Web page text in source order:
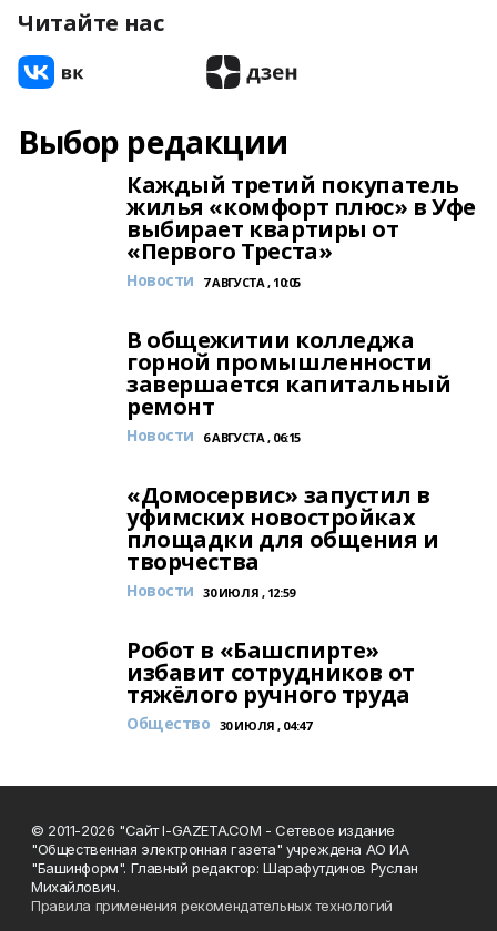
Читайте нас
Выбор редакции
Каждый третий покупатель
жилья «комфорт плюс» в Уфе
выбирает квартиры от
«Первого Треста»
Новости 7 АВГУСТА , 10:05
В общежитии колледжа
горной промышленности
завершается капитальный
ремонт
Новости 6 АВГУСТА , 06:15
«Домосервис» запустил в
уфимских новостройках
площадки для общения и
творчества
Новости 30 ИЮЛЯ , 12:59
Робот в «Башспирте»
избавит сотрудников от
тяжёлого ручного труда
Общество 30 ИЮЛЯ , 04:47
© 2011-2026 "Сайт I-GAZETA.COM - Сетевое издание
"Общественная электронная газета" учреждена АО ИА
"Башинформ". Главный редактор: Шарафутдинов Руслан
Михайлович.
Правила применения рекомендательных технологий